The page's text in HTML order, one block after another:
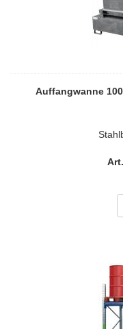
Auffangwanne